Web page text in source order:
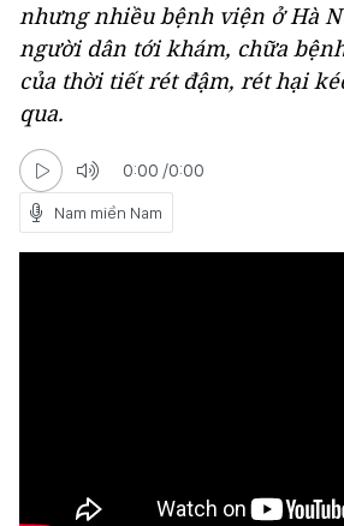
nhưng nhiều bệnh viện ở Hà
người dân tới khám, chữa
của thời tiết rét đậm, rét hại
qua.
0:00 /0:00
Nam miền Nam